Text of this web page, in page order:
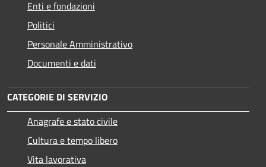
Enti e fondazioni
Politici
Personale Amministrativo
Documenti e dati
CATEGORIE DI SERVIZIO
Anagrafe e stato civile
Cultura e tempo libero
Vita lavorativa